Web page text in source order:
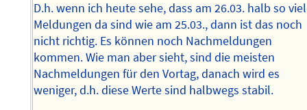
D.h. wenn ich heute sehe, dass am 26.03. halb so
Meldungen da sind wie am 25.03., dann ist das noch
nicht richtig. Es können noch Nachmeldungen
kommen. Wie man aber sieht, sind die meisten
Nachmeldungen für den Vortag, danach wird es
weniger, d.h. diese Werte sind halbwegs stabil.